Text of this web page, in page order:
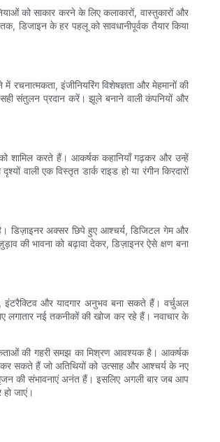
को साकार करने के लिए कलाकारों, वास्तुकारों और
डिजाइन के हर पहलू को सावधानीपूर्वक तैयार किया
रचनात्मकता, इंजीनियरिंग विशेषज्ञता और मेहमानों की
संतुलन प्रदान करें। झूले बनाने वाली कंपनियों और
शामिल करते हैं। आकर्षक कहानियाँ गढ़कर और उन्हें
एक विस्तृत डार्क राइड हो या रंगीन किरदारों
डिज़ाइनर अक्सर छिपे हुए आश्चर्य, डिजिटल गेम और
की भावना को बढ़ावा देकर, डिज़ाइनर ऐसे क्षण बना
इंटरैक्टिव और यादगार अनुभव बना सकते हैं। वर्चुअल
लगातार नई तकनीकों की खोज कर रहे हैं। नवाचार के
की गहरी समझ का मिश्रण आवश्यक है। आकर्षक
कर सकते हैं जो अतिथियों को उत्साह और आश्चर्य के नए
की संभावनाएं अनंत हैं। इसलिए अगली बार जब आप
जाएं।